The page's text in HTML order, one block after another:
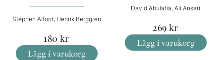
Stephen Alford, Henrik Berggren
180 kr
Lägg i varukorg
David Abulafia, Ali Ansari
269 kr
Lägg i varukorg